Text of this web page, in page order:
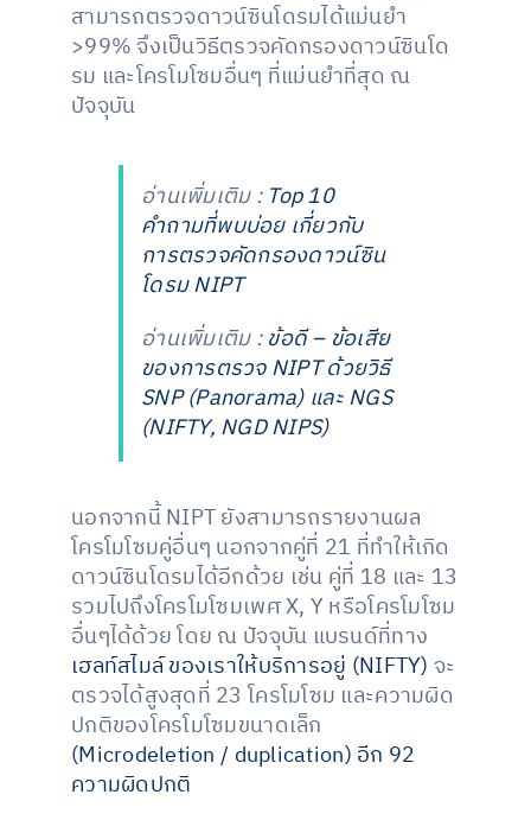
สามารถตรวจดาวน์ซินโดรมได้แม่นยำ
>99% จึงเป็นวิธีตรวจคัดกรองดาวน์ซินโด
รม และโครโมโซมอื่นๆ ที่แม่นยำที่สุด ณ
ปัจจุบัน
อ่านเพิ่มเติม : Top 10
คำถามที่พบบ่อย เกี่ยวกับ
การตรวจคัดกรองดาวน์ซิน
โดรม NIPT
อ่านเพิ่มเติม :ข้อดี – ข้อเสีย
ของการตรวจ NIPT ด้วยวิธี
SNP (Panorama) และ NGS
(NIFTY, NGD NIPS)
นอกจากนี้ NIPT ยังสามารถรายงานผล
โครโมโซมคู่อื่นๆ นอกจากคู่ที่ 21 ที่ทำให้เกิด
ดาวน์ซินโดรมได้อีกด้วย เช่น คู่ที่ 18 และ 13
รวมไปถึงโครโมโซมเพศ X, Y หรือโครโมโซม
อื่นๆได้ด้วย โดย ณ ปัจจุบัน แบรนด์ที่ทาง
เฮลท์สไมล์ ของเราให้บริการอยู่ (NIFTY) จะ
ตรวจได้สูงสุดที่ 23 โครโมโซม และความผิด
ปกติของโครโมโซมขนาดเล็ก
(Microdeletion / duplication) อีก 92
ความผิดปกติ